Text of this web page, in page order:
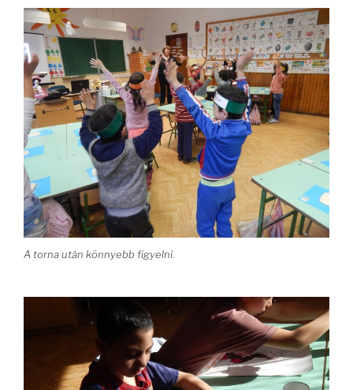
A torna után könnyebb figyelni.